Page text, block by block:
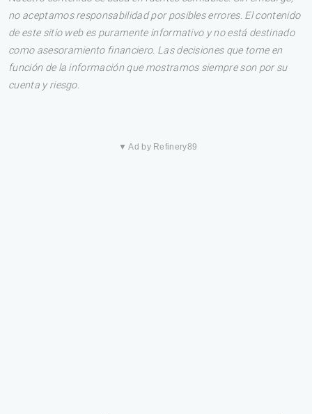
no aceptamos responsabilidad por posibles errores. El contenido
de este sitio web es puramente informativo y no está destinado
como asesoramiento financiero. Las decisiones que tome en
función de la información que mostramos siempre son por su
cuenta y riesgo.
▼ Ad by Refinery89